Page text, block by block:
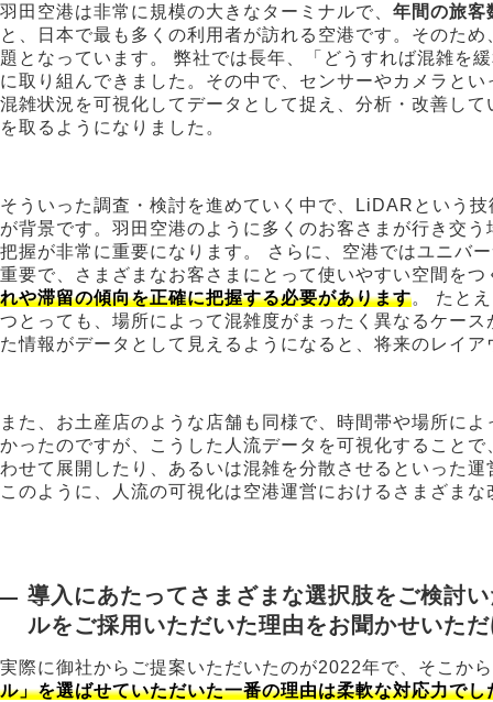
羽田空港は非常に規模の大きなターミナルで、 年間の旅客
と、日本で最も多くの利用者が訪れる空港です。そのた
題となっています。 弊社では長年、「どうすれば混雑を
に取り組んできました。その中で、センサーやカメラと
混雑状況を可視化してデータとして捉え、分析・改善し
を取るようになりました。
そういった調査・検討を進めていく中で、LiDARという
が背景です。羽田空港のように多くのお客さまが行き交
把握が非常に重要になります。 さらに、空港ではユニバ
重要で、さまざまなお客さまにとって使いやすい空間をつ
れや滞留の傾向を正確に把握する必要があります。 たと
つとっても、場所によって混雑度がまったく異なるケー
た情報がデータとして見えるようになると、将来のレイ
また、お土産店のような店舗も同様で、時間帯や場所に
かったのですが、こうした人流データを可視化すること
わせて展開したり、あるいは混雑を分散させるといった
このように、人流の可視化は空港運営におけるさまざま
導入にあたってさまざまな選択肢をご検討
ルをご採用いただいた理由をお聞かせいた
実際に御社からご提案いただいたのが2022年で、そこか
ル」を選ばせていただいた一番の理由は柔軟な対応力でし